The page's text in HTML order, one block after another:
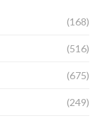
(168)
(516)
(675)
(249)